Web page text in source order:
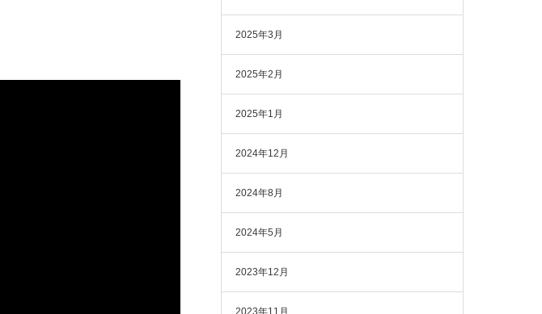
2025年3月
2025年2月
2025年1月
2024年12月
2024年8月
2024年5月
2023年12月
2023年11月